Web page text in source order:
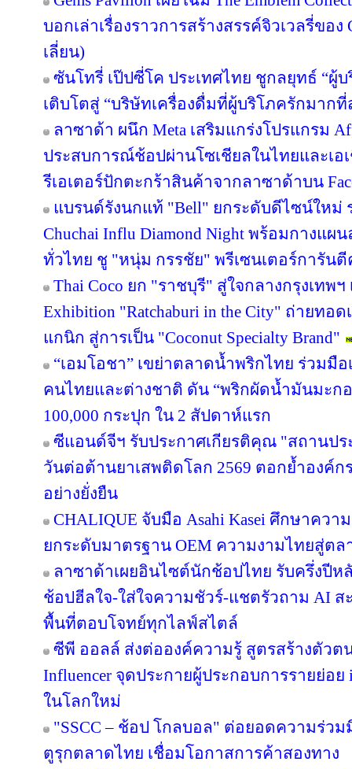
บอกเล่าเรื่องราวการสร้างสรรค์จิวเวลรี่ของ
เลี่ยน)
ซันโทรี่ เป๊ปซี่โค ประเทศไทย ชูกลยุทธ์ “ผู้
เติบโตสู่ “บริษัทเครื่องดื่มที่ผู้บริโภครักมากที่
ลาซาด้า ผนึก Meta เสริมแกร่งโปรแกรม
ประสบการณ์ช้อปผ่านโซเชียลในไทยและเอ
รีเอเตอร์ปักตะกร้าสินค้าจากลาซาด้าบน
แบรนด์รังนกแท้ "Bell" ยกระดับดีไซน์ใหม่
Chuchai Influ Diamond Night พร้อมกางแ
ทั่วไทย ชู "หนุ่ม กรรชัย" พรีเซนเตอร์การัน
Thai Coco ยก "ราชบุรี" สู่ใจกลางกรุงเทพฯ
Exhibition "Ratchaburi in the City" ถ่ายทอ
แกนิก สู่การเป็น "Coconut Specialty Brand"
“เอมโอชา” เขย่าตลาดน้ำพริกไทย ร่วมมื
คนไทยและต่างชาติ ดัน “พริกผัดน้ำมันมะก
100,000 กระปุก ใน 2 สัปดาห์แรก
ซีแอนด์จีฯ รับประกาศเกียรติคุณ "สถานป
วันต่อต้านยาเสพติดโลก 2569 ตอกย้ำองค์
อย่างยั่งยืน
CHALIQUE จับมือ Asahi Kasei ศึกษาคว
ยกระดับมาตรฐาน OEM ความงามไทยสู่ตล
ลาซาด้าเผยอินไซต์นักช้อปไทย รับครึ่งปีห
ช้อปฮีลใจ-ใส่ใจความชัวร์-แชตรัวถาม AI
พื้นที่ตอบโจทย์ทุกไลฟ์สไตล์
ซีพี ออลล์ ส่งต่อองค์ความรู้ สูตรสร้างตัวต
Influencer จุดประกายผู้ประกอบการรายย่อ
ในโลกใหม่
"SSCC – ช้อป โกลบอล" ต่อยอดความร่ว
ตูรุกตลาดไทย เชื่อมโอกาสการค้าสองทาง